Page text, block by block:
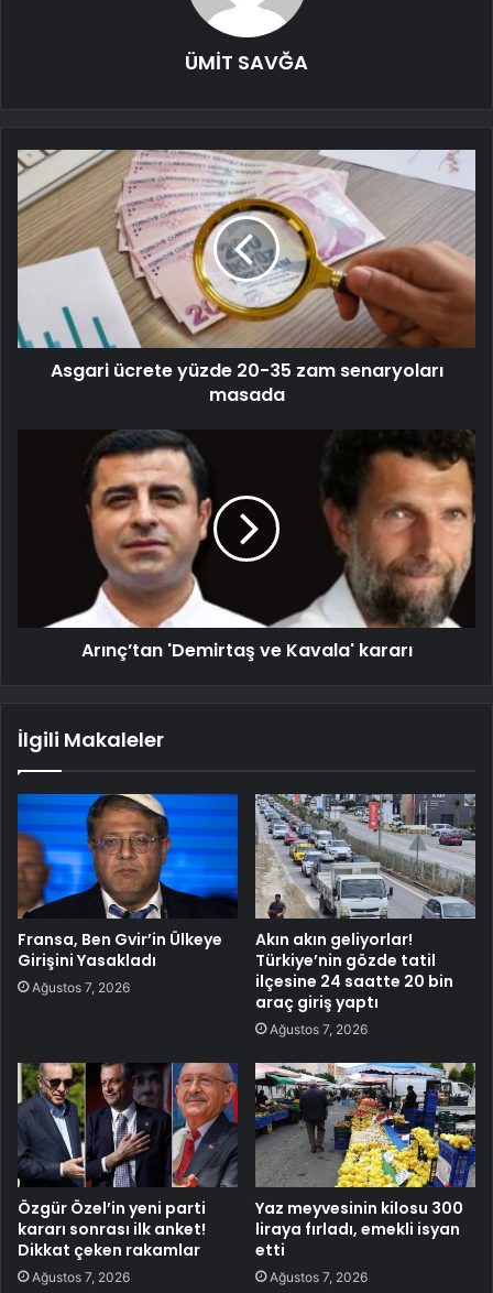
ÜMİT SAVĞA
Asgari ücrete yüzde 20-35 zam senaryoları
masada
Arınç’tan 'Demirtaş ve Kavala' kararı
İlgili Makaleler
Fransa, Ben Gvir’in Ülkeye
Girişini Yasakladı
Ağustos 7, 2026
Akın akın geliyorlar!
Türkiye’nin gözde tatil
ilçesine 24 saatte 20 bin
araç giriş yaptı
Ağustos 7, 2026
Özgür Özel’in yeni parti
kararı sonrası ilk anket!
Dikkat çeken rakamlar
Ağustos 7, 2026
Yaz meyvesinin kilosu 300
liraya fırladı, emekli isyan
etti
Ağustos 7, 2026